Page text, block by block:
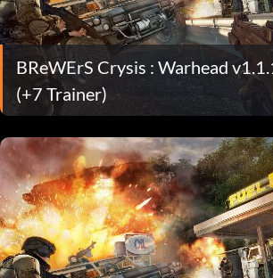
BReWErS Crysis : Warhead
(+7 Trainer)